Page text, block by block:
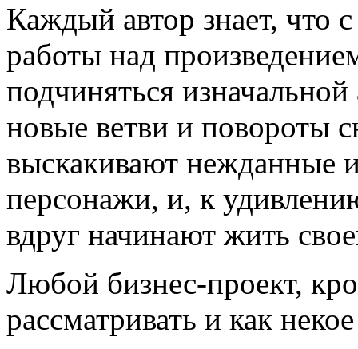
Каждый автор знает, что
работы над
подчиняться
новые ветви и повороты
выскакивают нежданные
персонажи, и, к
вдруг начинают жить
Любой бизнес-проект,
рассматривать и как